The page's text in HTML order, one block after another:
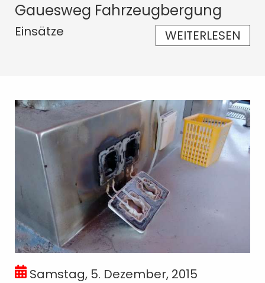
Gauesweg Fahrzeugbergung
Einsätze WEITERLESEN
Samstag, 5. Dezember, 2015